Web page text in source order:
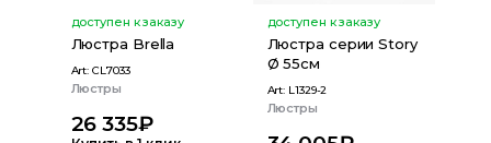
доступен к заказу
Люстра Brella
Art: CL7033
Люстры
26 335₽
доступен к заказу
Люстра серии Story
Ø 55см
Art: L1329-2
Люстры